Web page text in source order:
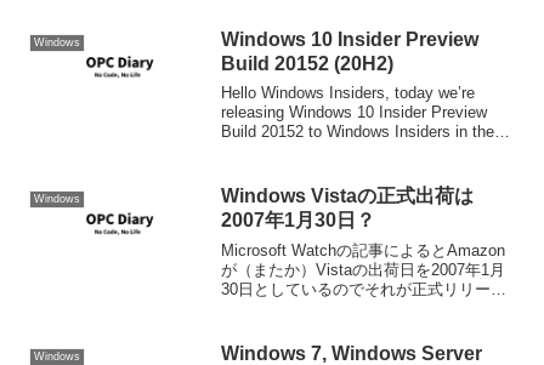
Windows
Windows 10 Insider Preview
Build 20152 (20H2)
Hello Windows Insiders, today we’re
releasing Windows 10 Insider Preview
Build 20152 to Windows Insiders in the
Windows
Windows Vistaの正式出荷は
2007年1月30日？
Microsoft Watchの記事によるとAmazon
が（またか）Vistaの出荷日を2007年1月
30日としているのでそれが正式リリース
Windows
Windows 7, Windows Server